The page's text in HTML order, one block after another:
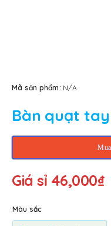
Mã sản phẩm: N/A
Bàn quạt
Giá sỉ 46,000₫
Màu sắc